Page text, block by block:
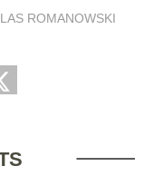
ROMANOWSKI